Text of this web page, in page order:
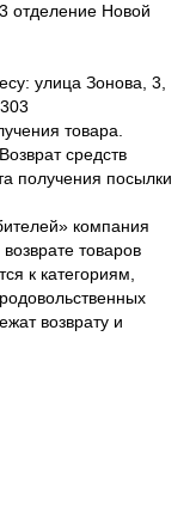
отделение Новой
улица Зонова, 3,
товара.
средств
получения посылки
компания
товаров
к категориям,
возврату и